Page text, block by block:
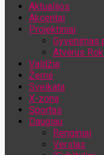
Aktualijos
Akcentai
Projektiniai
Gyvenimas
Atvėrus
Valdžia
Žemė
Sveikata
X-zona
Sportas
Daugiau
Renginiai
Verslas